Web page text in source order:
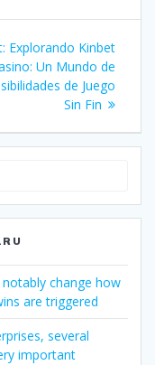
Next
post:
Explorando Kinbet
Un Mundo de
de Juego
Sin Fin
change how
are triggered
several
important